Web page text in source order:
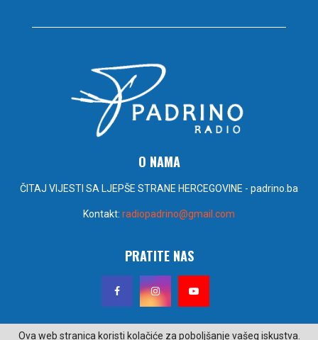
O NAMA
ČITAJ VIJESTI SA LJEPŠE STRANE HERCEGOVINE - padrino.ba
Kontakt: radiopadrino@gmail.com
PRATITE NAS
Ova web stranica koristi kolačiće za poboljšanje vašeg iskustva.